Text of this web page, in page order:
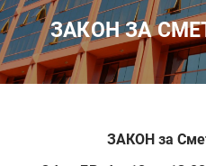
ЗАКОН ЗА
ЗАКОН за